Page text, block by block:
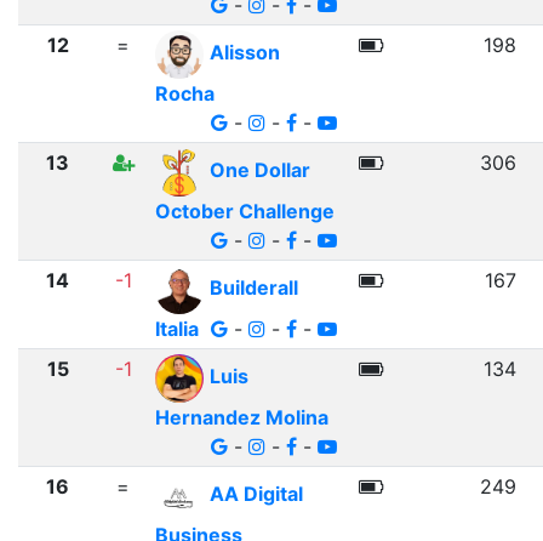
- -
-
12
=
Alisson
Rocha
-
- -
198
13
One Dollar
October Challenge
-
- -
306
14 -1
Builderall
Italia
- - -
167
15 -1
Luis
Hernandez Molina
-
- -
134
16 =
AA Digital
Business
249